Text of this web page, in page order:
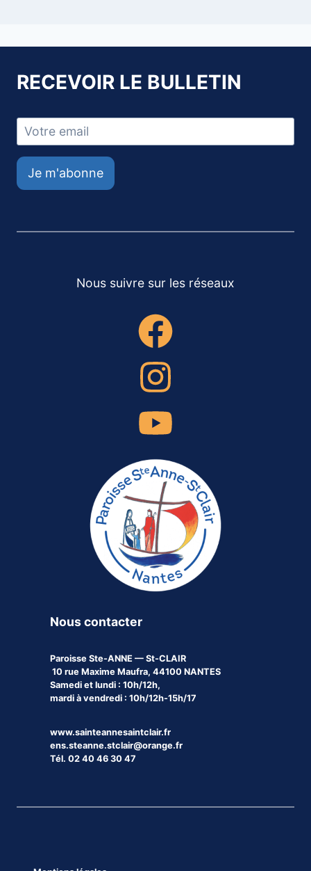
RECEVOIR LE BULLETIN
Je m'abonne
Nous suivre sur les réseaux
Nous contacter
Paroisse Ste-ANNE — St-CLAIR
10 rue Maxime Maufra, 44100 NANTES
Samedi et lundi : 10h/12h,
mardi à vendredi : 10h/12h-15h/17
www.sainteannesaintclair.fr
ens.steanne.stclair@orange.fr
Tél. 02 40 46 30 47